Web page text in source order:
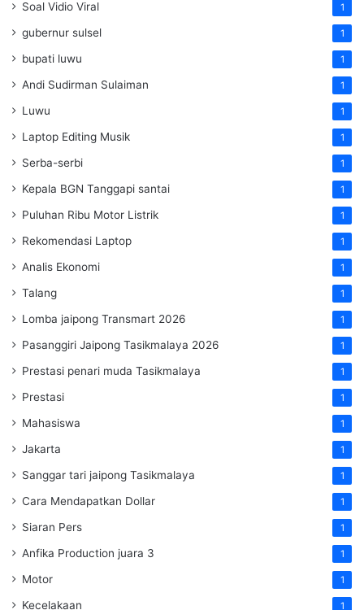
Soal Vidio Viral 1
gubernur sulsel 1
bupati luwu 1
Andi Sudirman Sulaiman 1
Luwu 1
Laptop Editing Musik 1
Serba-serbi 1
Kepala BGN Tanggapi santai 1
Puluhan Ribu Motor Listrik 1
Rekomendasi Laptop 1
Analis Ekonomi 1
Talang 1
Lomba jaipong Transmart 2026 1
Pasanggiri Jaipong Tasikmalaya 2026 1
Prestasi penari muda Tasikmalaya 1
Prestasi 1
Mahasiswa 1
Jakarta 1
Sanggar tari jaipong Tasikmalaya 1
Cara Mendapatkan Dollar 1
Siaran Pers 1
Anfika Production juara 3 1
Motor 1
Kecelakaan 1